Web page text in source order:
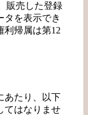
販売した登録
タを表示でき
利帰属は第12
あたり、以下
てはなりませ